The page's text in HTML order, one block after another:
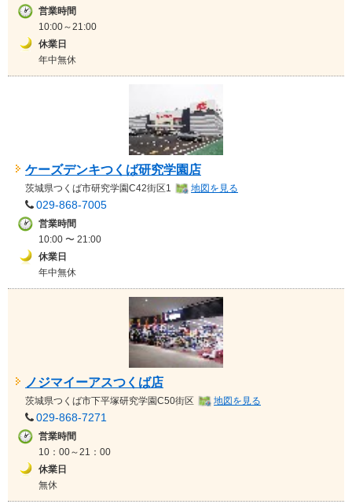
営業時間
10:00～21:00
休業日
年中無休
ケーズデンキつくば研究学園店
茨城県つくば市研究学園C42街区1 地図を見る
029-868-7005
営業時間
10:00 〜 21:00
休業日
年中無休
ノジマイーアスつくば店
茨城県つくば市下平塚研究学園C50街区 地図を見る
029-868-7271
営業時間
10：00～21：00
休業日
無休